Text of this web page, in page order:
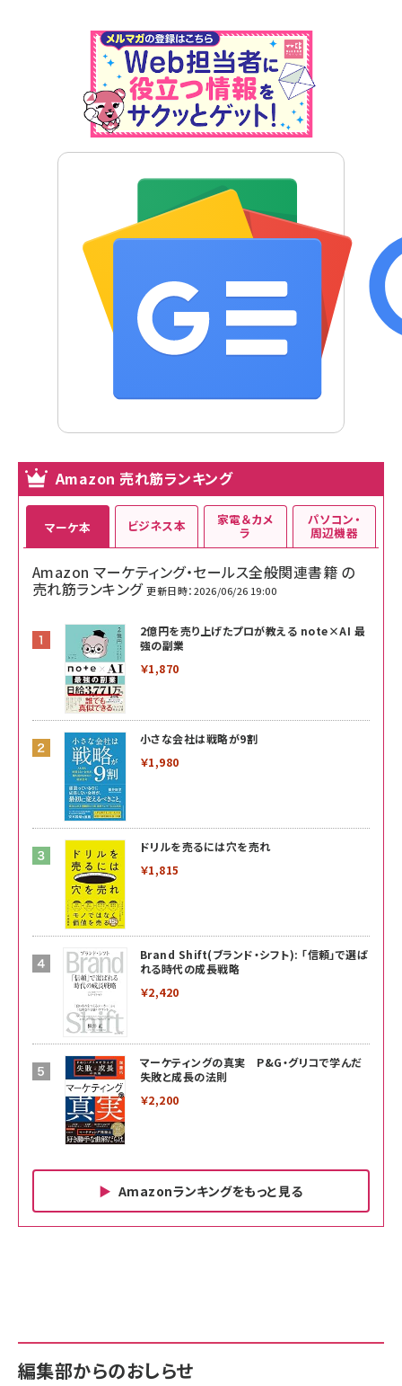
Amazon 売れ筋ランキング
マーケ本
Amazon マーケティング・セールス全般関連書籍 の
売れ筋ランキング 更新日時：2026/06/26 19:00
2億円を売り上げたプロが教える note×AI 最
強の副業
￥1,870
小さな会社は戦略が9割
￥1,980
ドリルを売るには穴を売れ
￥1,815
Brand Shift(ブランド・シフト): 「信頼」で選ば
れる時代の成長戦略
￥2,420
マーケティングの真実 P&G・グリコで学んだ
失敗と成長の法則
￥2,200
Amazonランキングをもっと見る
ビジネス本
￥880
家電＆カメ
ラ
サポート正規品 メーカー保証5年 KLMEA128G
パソコン・
周辺機器
サポート正規品 メーカー保証5年 KLMEA128G
編集部からのおしらせ